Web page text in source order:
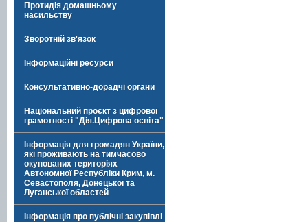
Протидія домашньому
насильству
Зворотній зв'язок
Інформаційні ресурси
Консультативно-дорадчі органи
Національний проєкт з цифрової
грамотності "Дія.Цифрова освіта"
Інформація для громадян України,
які проживають на тимчасово
окупованих територіях
Автономної Республіки Крим, м.
Севастополя, Донецької та
Луганської областей
Інформація про публічні закупівлі